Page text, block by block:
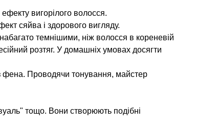
вигорілого волосся.
сяйва і здорового вигляду.
темнішими, ніж волосся в кореневій
розтяг. У домашніх умовах досягти
фена. Проводячи тонування, майстер
тощо. Вони створюють подібні